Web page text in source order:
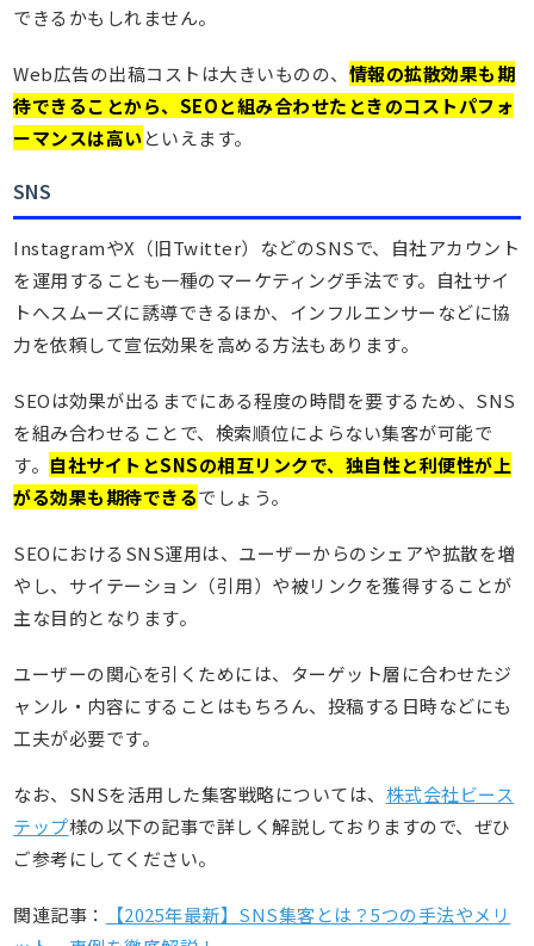
できるかもしれません。
Web広告の出稿コストは大きいものの、 情報の拡散効果も期
待できることから、SEOと組み合わせたときのコストパフォ
ーマンスは高いといえます。
SNS
InstagramやX（旧Twitter）などのSNSで、自社アカウント
を運用することも一種のマーケティング手法です。自社サイ
トへスムーズに誘導できるほか、インフルエンサーなどに協
力を依頼して宣伝効果を高める方法もあります。
SEOは効果が出るまでにある程度の時間を要するため、SNS
を組み合わせることで、検索順位によらない集客が可能で
す。 自社サイトとSNSの相互リンクで、独自性と利便性が上
がる効果も期待できるでしょう。
SEOにおけるSNS運用は、ユーザーからのシェアや拡散を増
やし、サイテーション（引用）や被リンクを獲得することが
主な目的となります。
ユーザーの関心を引くためには、ターゲット層に合わせたジ
ャンル・内容にすることはもちろん、投稿する日時などにも
工夫が必要です。
なお、SNSを活用した集客戦略については、 株式会社ビース
テップ様の以下の記事で詳しく解説しておりますので、ぜひ
ご参考にしてください。
関連記事：
【2025年最新】SNS集客とは？5つの手法やメリ